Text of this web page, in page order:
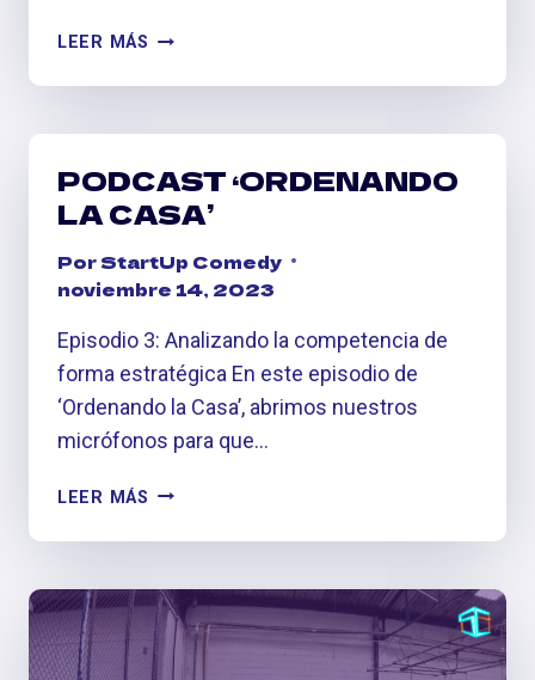
LEER MÁS #ONFIRE
TRANSFORMANDO
OPORTUNIDADES
PODCAST ‘ORDENANDO
LA CASA’
PorStartUp Comedy
noviembre 14, 2023
Episodio 3: Analizando la competencia de
forma estratégica En este episodio de
‘Ordenando la Casa’, abrimos nuestros
micrófonos para que…
LEER MÁS PODCAST
LA